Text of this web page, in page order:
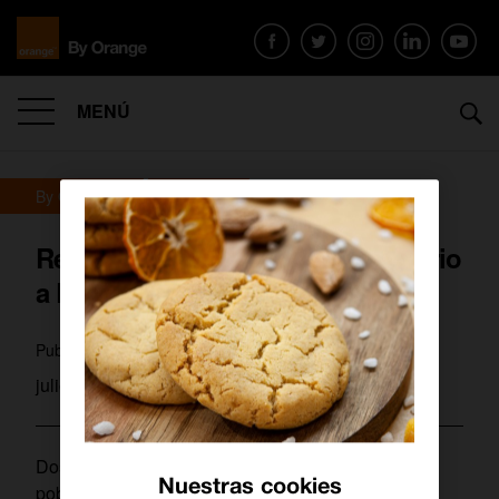
MENÚ
By Orange Archivo
Renovamos nuestro apoyo solidario
a Lorca
Publicado pormartagamez
julio 12, 2011
Dos meses después de la tragedia que asoló a la
población murciana de Lorca,la solidaridad sigue
Nuestras cookies